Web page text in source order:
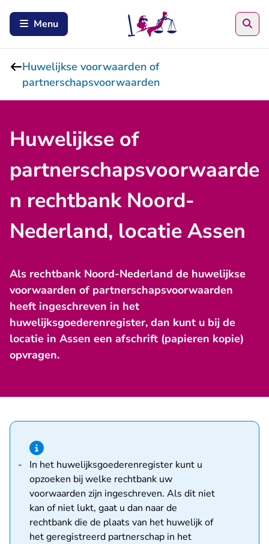
Menu
Huwelijkse voorwaarden of
partnerschapsvoorwaarden
Huwelijkse of
partnerschapsvoorwaarde
n rechtbank Noord-
Nederland, locatie Assen
Als rechtbank Noord-Nederland de huwelijkse
voorwaarden of partnerschapsvoorwaarden
heeft ingeschreven in het
huwelijksgoederenregister, dan kunt u bij de
locatie in Assen een afschrift (papieren kopie)
opvragen.
Hint van type informatie
In het huwelijksgoederenregister- U verlaat
kunt u
opzoeken bij welke rechtbank uw
voorwaarden zijn ingeschreven. Als dit niet
kan of niet lukt, gaat u dan naar de
rechtbank die de plaats van het huwelijk of
het geregistreerd partnerschap in het